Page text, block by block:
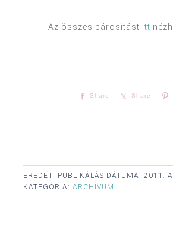
Az összes párosítást itt
Share Share
EREDETI PUBLIKÁLÁS DÁTUMA: 2011.
KATEGÓRIA: ARCHÍVUM